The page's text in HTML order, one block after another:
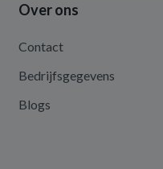
Over ons
Contact
Bedrijfsgegevens
Blogs